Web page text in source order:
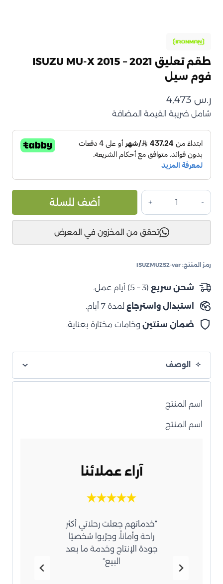
طقم تعليق ISUZU MU-X 2015 – 2021
فوم سيل
ر.س
شامل ضريبة القيمة المضافة
كمية
طقم
تعليق
MU-
2015
–
فوم
سيل
أضف للسلة
تحقق من المخزون في المعرض
رمز المنتج: ISUZMU2S2-var
شحن سريع (3 – 5) أيام عمل.
استبدال واسترجاع لمدة 7 أيام.
ضمان سنتين وخامات مختارة بعناية.
الوصف
اسم المنتج
اسم المنتج
آراء عملائنا
“خدماتهم جعلت رحلاتي أكثر
راحة وأماناً، وجرّبوا شخصيًا
جودة الإنتاج وخدمة ما بعد
البيع”